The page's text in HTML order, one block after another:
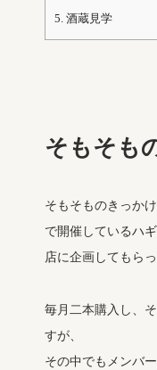
5. 酒蔵見学
そもそも
そもそものきっか
で開催しているハ
店に企画してもら
毎月二本購入し、
すが、
その中でもメンバ